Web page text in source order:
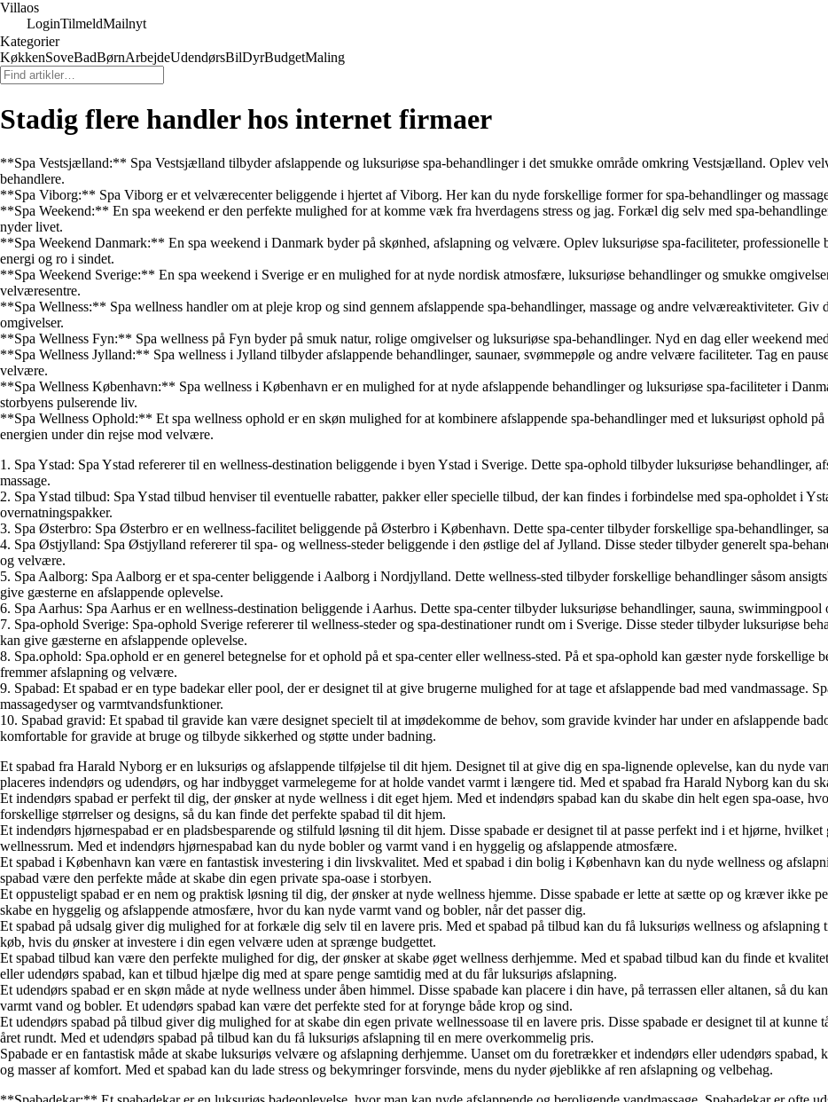
Villaos
LoginTilmeldMailnyt
Kategorier
KøkkenSoveBadBørnArbejdeUdendørsBilDyrBudgetMaling
Stadig flere handler hos internet firmaer
**Spa Vestsjælland:** Spa Vestsjælland tilbyder afslappende og luksuriøse spa-behandlinger i det smukke område omkring Vestsjælland. Oplev
behandlere.
**Spa Viborg:** Spa Viborg er et velværecenter beliggende i hjertet af Viborg. Her kan du nyde forskellige former for spa-behandlinger og
**Spa Weekend:** En spa weekend er den perfekte mulighed for at komme væk fra hverdagens stress og jag. Forkæl dig selv med spa-
nyder livet.
**Spa Weekend Danmark:** En spa weekend i Danmark byder på skønhed, afslapning og velvære. Oplev luksuriøse spa-faciliteter,
energi og ro i sindet.
**Spa Weekend Sverige:** En spa weekend i Sverige er en mulighed for at nyde nordisk atmosfære, luksuriøse behandlinger og smukke
velværesentre.
**Spa Wellness:** Spa wellness handler om at pleje krop og sind gennem afslappende spa-behandlinger, massage og andre velværeaktiviteter.
omgivelser.
**Spa Wellness Fyn:** Spa wellness på Fyn byder på smuk natur, rolige omgivelser og luksuriøse spa-behandlinger. Nyd en dag eller weekend
**Spa Wellness Jylland:** Spa wellness i Jylland tilbyder afslappende behandlinger, saunaer, svømmepøle og andre velvære faciliteter. Tag en
velvære.
**Spa Wellness København:** Spa wellness i København er en mulighed for at nyde afslappende behandlinger og luksuriøse spa-faciliteter i
storbyens pulserende liv.
**Spa Wellness Ophold:** Et spa wellness ophold er en skøn mulighed for at kombinere afslappende spa-behandlinger med et luksuriøst ophold
energien under din rejse mod velvære.
1. Spa Ystad: Spa Ystad refererer til en wellness-destination beliggende i byen Ystad i Sverige. Dette spa-ophold tilbyder luksuriøse behandlinger,
massage.
2. Spa Ystad tilbud: Spa Ystad tilbud henviser til eventuelle rabatter, pakker eller specielle tilbud, der kan findes i forbindelse med spa-opholdet i
overnatningspakker.
3. Spa Østerbro: Spa Østerbro er en wellness-facilitet beliggende på Østerbro i København. Dette spa-center tilbyder forskellige spa-behandlinger,
4. Spa Østjylland: Spa Østjylland refererer til spa- og wellness-steder beliggende i den østlige del af Jylland. Disse steder tilbyder generelt spa-
og velvære.
5. Spa Aalborg: Spa Aalborg er et spa-center beliggende i Aalborg i Nordjylland. Dette wellness-sted tilbyder forskellige behandlinger såsom
give gæsterne en afslappende oplevelse.
6. Spa Aarhus: Spa Aarhus er en wellness-destination beliggende i Aarhus. Dette spa-center tilbyder luksuriøse behandlinger, sauna,
7. Spa-ophold Sverige: Spa-ophold Sverige refererer til wellness-steder og spa-destinationer rundt om i Sverige. Disse steder tilbyder luksuriøse
kan give gæsterne en afslappende oplevelse.
8. Spa.ophold: Spa.ophold er en generel betegnelse for et ophold på et spa-center eller wellness-sted. På et spa-ophold kan gæster nyde forskellige
fremmer afslapning og velvære.
9. Spabad: Et spabad er en type badekar eller pool, der er designet til at give brugerne mulighed for at tage et afslappende bad med vandmassage.
massagedyser og varmtvandsfunktioner.
10. Spabad gravid: Et spabad til gravide kan være designet specielt til at imødekomme de behov, som gravide kvinder har under en afslappende
komfortable for gravide at bruge og tilbyde sikkerhed og støtte under badning.
Et spabad fra Harald Nyborg er en luksuriøs og afslappende tilføjelse til dit hjem. Designet til at give dig en spa-lignende oplevelse, kan du nyde
placeres indendørs og udendørs, og har indbygget varmelegeme for at holde vandet varmt i længere tid. Med et spabad fra Harald Nyborg kan du
Et indendørs spabad er perfekt til dig, der ønsker at nyde wellness i dit eget hjem. Med et indendørs spabad kan du skabe din helt egen spa-oase,
forskellige størrelser og designs, så du kan finde det perfekte spabad til dit hjem.
Et indendørs hjørnespabad er en pladsbesparende og stilfuld løsning til dit hjem. Disse spabade er designet til at passe perfekt ind i et hjørne,
wellnessrum. Med et indendørs hjørnespabad kan du nyde bobler og varmt vand i en hyggelig og afslappende atmosfære.
Et spabad i København kan være en fantastisk investering i din livskvalitet. Med et spabad i din bolig i København kan du nyde wellness og
spabad være den perfekte måde at skabe din egen private spa-oase i storbyen.
Et oppusteligt spabad er en nem og praktisk løsning til dig, der ønsker at nyde wellness hjemme. Disse spabade er lette at sætte op og kræver ikke
skabe en hyggelig og afslappende atmosfære, hvor du kan nyde varmt vand og bobler, når det passer dig.
Et spabad på udsalg giver dig mulighed for at forkæle dig selv til en lavere pris. Med et spabad på tilbud kan du få luksuriøs wellness og
køb, hvis du ønsker at investere i din egen velvære uden at sprænge budgettet.
Et spabad tilbud kan være den perfekte mulighed for dig, der ønsker at skabe øget wellness derhjemme. Med et spabad tilbud kan du finde et
eller udendørs spabad, kan et tilbud hjælpe dig med at spare penge samtidig med at du får luksuriøs afslapning.
Et udendørs spabad er en skøn måde at nyde wellness under åben himmel. Disse spabade kan placere i din have, på terrassen eller altanen, så du
varmt vand og bobler. Et udendørs spabad kan være det perfekte sted for at forynge både krop og sind.
Et udendørs spabad på tilbud giver dig mulighed for at skabe din egen private wellnessoase til en lavere pris. Disse spabade er designet til at
året rundt. Med et udendørs spabad på tilbud kan du få luksuriøs afslapning til en mere overkommelig pris.
Spabade er en fantastisk måde at skabe luksuriøs velvære og afslapning derhjemme. Uanset om du foretrækker et indendørs eller udendørs spabad,
og masser af komfort. Med et spabad kan du lade stress og bekymringer forsvinde, mens du nyder øjeblikke af ren afslapning og velbehag.